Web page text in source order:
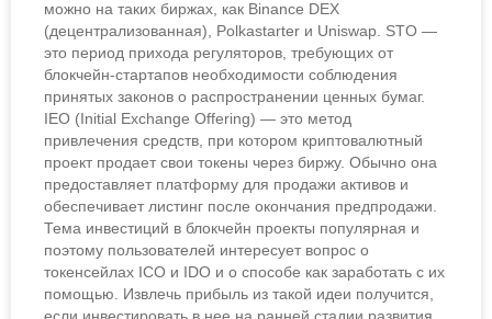
можно на таких биржах, как Binance DEX
(децентрализованная), Polkastarter и Uniswap. STO —
это период прихода регуляторов, требующих от
блокчейн-стартапов необходимости соблюдения
принятых законов о распространении ценных бумаг.
IEO (Initial Exchange Offering) — это метод
привлечения средств, при котором криптовалютный
проект продает свои токены через биржу. Обычно она
предоставляет платформу для продажи активов и
обеспечивает листинг после окончания предпродажи.
Тема инвестиций в блокчейн проекты популярная и
поэтому пользователей интересует вопрос о
токенсейлах ICO и IDO и о способе как заработать с их
помощью. Извлечь прибыль из такой идеи получится,